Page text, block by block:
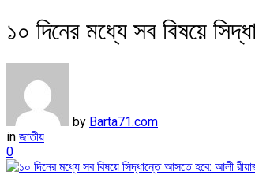
১০ দিনের মধ্যে সব বিষয়ে
by Barta71.com
in জাতীয়
0